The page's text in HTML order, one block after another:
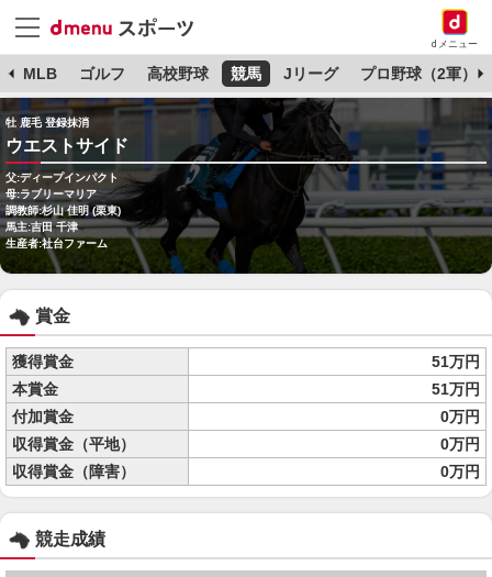
dメニュー
MLB ゴルフ 高校野球 競馬 Jリーグ プロ野球（2軍）
牡 鹿毛 登録抹消
ウエストサイド
父:ディープインパクト
母:ラブリーマリア
調教師:杉山 佳明 (栗東)
馬主:吉田 千津
生産者:社台ファーム
賞金
獲得賞金
51万円
本賞金
51万円
付加賞金
0万円
収得賞金（平地）
0万円
収得賞金（障害）
0万円
競走成績